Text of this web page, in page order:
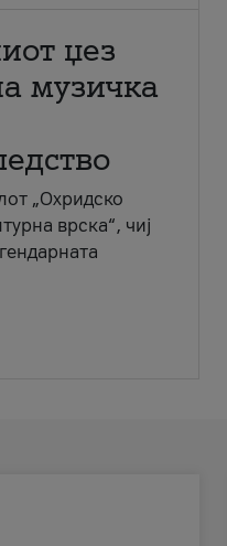
џез
музичка
„Охридско
врска“, чиј